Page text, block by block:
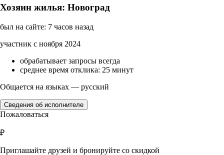
Хозяин жилья: Новоград
был на сайте: 7 часов назад
участник с ноября 2024
обрабатывает запросы всегда
среднее время отклика: 25 минут
Общается на языках — русский
Сведения об исполнителе
Пожаловаться
₽
Приглашайте друзей и бронируйте со скидкой